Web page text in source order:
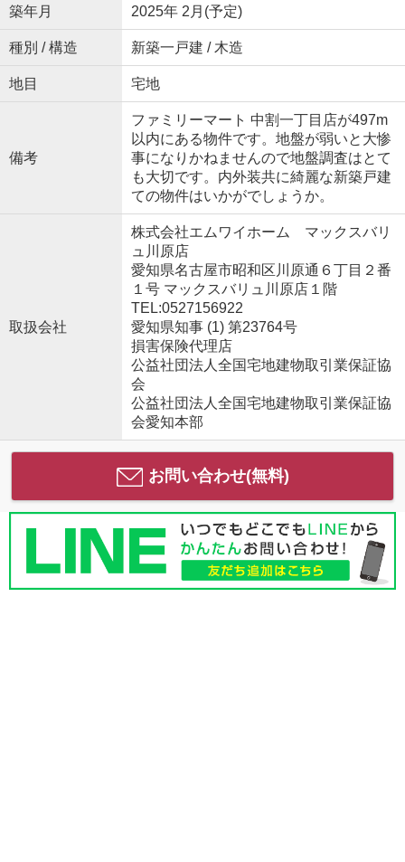
築年月 2025年 2月(予定)
種別 / 構造 新築一戸建 / 木造
地目 宅地
備考
ファミリーマート 中割一丁目店が497m
以内にある物件です。地盤が弱いと大惨
事になりかねませんので地盤調査はとて
も大切です。内外装共に綺麗な新築戸建
ての物件はいかがでしょうか。
取扱会社
株式会社エムワイホーム マックスバリ
ュ川原店
愛知県名古屋市昭和区川原通６丁目２番
１号 マックスバリュ川原店１階
TEL:0527156922
愛知県知事 (1) 第23764号
損害保険代理店
公益社団法人全国宅地建物取引業保証協
会
公益社団法人全国宅地建物取引業保証協
会愛知本部
お問い合わせ(無料)